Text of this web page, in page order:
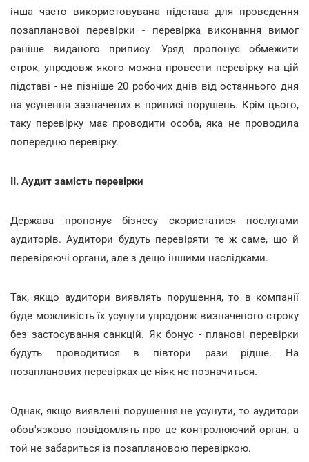
інша часто використовувана підстава для проведення
позапланової перевірки - перевірка виконання вимог
раніше виданого припису. Уряд пропонує обмежити
строк, упродовж якого можна провести перевірку на цій
підставі - не пізніше 20 робочих днів від останнього дня
на усунення зазначених в приписі порушень. Крім цього,
таку перевірку має проводити особа, яка не проводила
попередню перевірку.
ІІ. Аудит замість перевірки
Держава пропонує бізнесу скористатися послугами
аудиторів. Аудитори будуть перевіряти те ж саме, що й
перевіряючі органи, але з дещо іншими наслідками.
Так, якщо аудитори виявлять порушення, то в компанії
буде можливість їх усунути упродовж визначеного строку
без застосування санкцій. Як бонус - планові перевірки
будуть проводитися в півтори рази рідше. На
позапланових перевірках це ніяк не позначиться.
Однак, якщо виявлені порушення не усунути, то аудитори
обов'язково повідомлять про це контролюючий орган, а
той не забариться із позаплановою перевіркою.